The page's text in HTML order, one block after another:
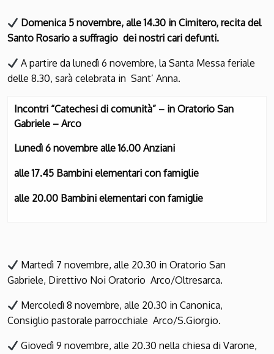
Domenica 5 novembre, alle 14.30 in Cimitero, recita del
Santo Rosario a suffragio dei nostri cari defunti.
A partire da lunedì 6 novembre, la Santa Messa feriale
delle 8.30, sarà celebrata in Sant’ Anna.
Incontri “Catechesi di comunità” – in Oratorio San
Gabriele – Arco
Lunedì 6 novembre alle 16.00 Anziani
alle 17.45 Bambini elementari con famiglie
alle 20.00 Bambini elementari con famiglie
Martedì 7 novembre, alle 20.30 in Oratorio San
Gabriele, Direttivo Noi Oratorio Arco/Oltresarca.
Mercoledì 8 novembre, alle 20.30 in Canonica,
Consiglio pastorale parrocchiale Arco/S.Giorgio.
Giovedì 9 novembre, alle 20.30 nella chiesa di Varone,